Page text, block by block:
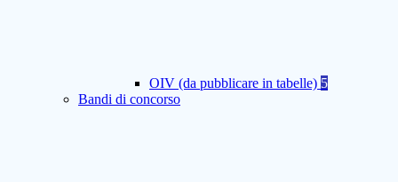
OIV (da pubblicare in tabelle) 5
Bandi di concorso